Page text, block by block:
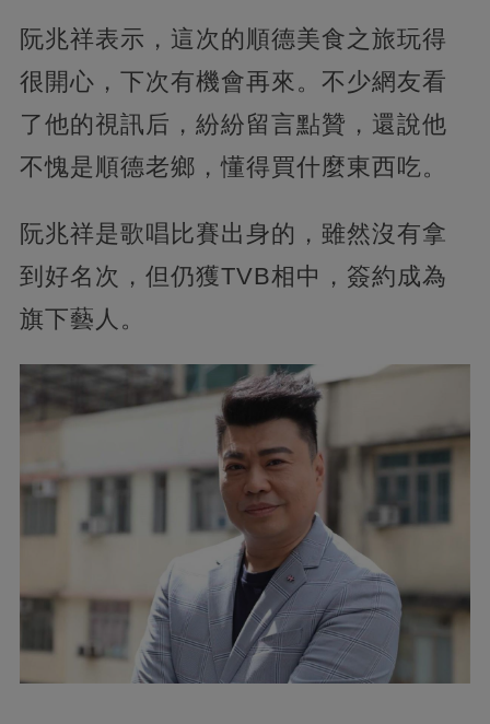
阮兆祥表示，這次的順德美食之旅玩得
很開心，下次有機會再來。不少網友看
了他的視訊后，紛紛留言點贊，還說他
不愧是順德老鄉，懂得買什麼東西吃。
阮兆祥是歌唱比賽出身的，雖然沒有拿
到好名次，但仍獲TVB相中，簽約成為
旗下藝人。